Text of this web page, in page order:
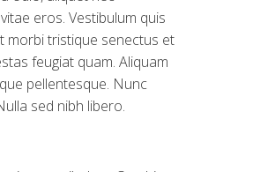
eros. Vestibulum quis
morbi tristique senectus et
feugiat quam. Aliquam
pellentesque. Nunc
sed nibh libero.